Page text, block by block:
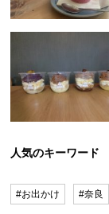
人気のキーワード
#お出かけ #奈良